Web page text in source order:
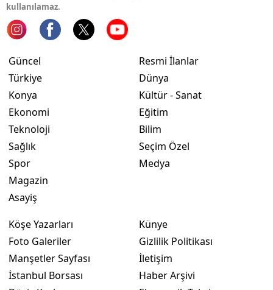
Zonguldak
Aksaray
Bartın
kullanılamaz.
Güncel
Türkiye
Konya
Ekonomi
Teknoloji
Sağlık
Spor
Magazin
Asayiş
Resmi İlanlar
Dünya
Kültür - Sanat
Eğitim
Bilim
Seçim Özel
Medya
Köşe Yazarları
Foto Galeriler
Manşetler Sayfası
İstanbul Borsası
Künye
Gizlilik Politikası
İletişim
Haber Arşivi